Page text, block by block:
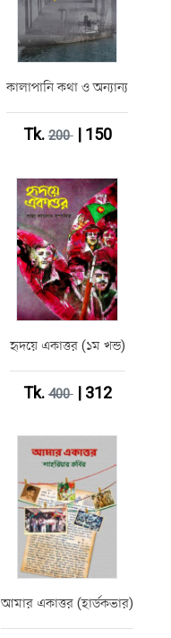
কালাপানি কথা ও অন্যান্য
Tk.200| 150
হৃদয়ে একাত্তর (১ম খন্ড)
Tk.400| 312
আমার একাত্তর (হার্ডকভার)